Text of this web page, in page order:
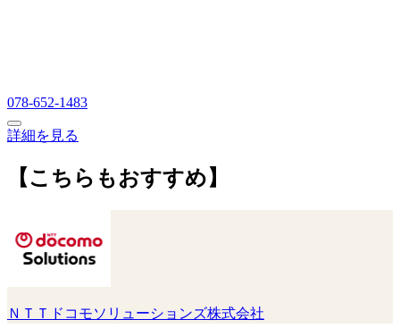
078-652-1483
詳細を見る
【こちらもおすすめ】
ＮＴＴドコモソリューションズ株式会社